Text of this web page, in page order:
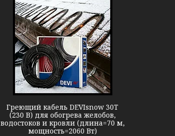
Греющий кабель DEVIsnow 30T
(230 В) для обогрева желобов,
водостоков и кровли (длина=70 м,
мощность=2060 Вт)